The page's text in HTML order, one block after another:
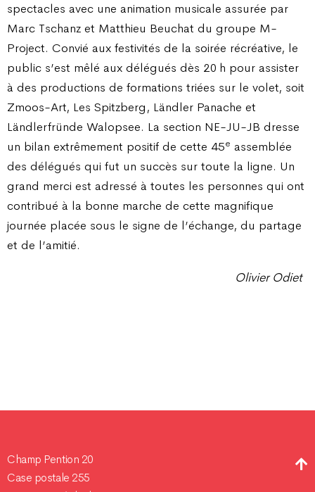
spectacles avec une animation musicale assurée par
Marc Tschanz et Matthieu Beuchat du groupe M-
Project. Convié aux festivités de la soirée récréative, le
public s’est mêlé aux délégués dès 20 h pour assister
à des productions de formations triées sur le volet, soit
Zmoos-Art, Les Spitzberg, Ländler Panache et
Ländlerfründe Walopsee. La section NE-JU-JB dresse
un bilan extrêmement positif de cette 45e assemblée
des délégués qui fut un succès sur toute la ligne. Un
grand merci est adressé à toutes les personnes qui ont
contribué à la bonne marche de cette magnifique
journée placée sous le signe de l’échange, du partage
et de l’amitié.
Olivier Odiet
Champ Pention 20
Case postale 255